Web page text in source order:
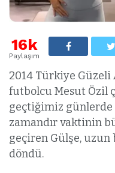
16k
Paylaşım
2014 Türkiye
futbolcu Mesut Özil
geçtiğimiz günlerde
zamandır vaktinin
geçiren Gülşe, uzun
döndü.